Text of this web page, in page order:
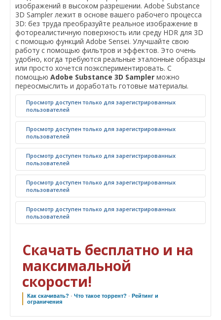
изображений в высоком разрешении. Adobe Substance
3D Sampler лежит в основе вашего рабочего процесса
3D: без труда преобразуйте реальное изображение в
фотореалистичную поверхность или среду HDR для 3D
с помощью функций Adobe Sensei. Улучшайте свою
работу с помощью фильтров и эффектов. Это очень
удобно, когда требуются реальные эталонные образцы
или просто хочется поэкспериментировать. С
помощью Adobe Substance 3D Sampler можно
переосмыслить и доработать готовые материалы.
Просмотр доступен только для зарегистрированных
пользователей
Просмотр доступен только для зарегистрированных
пользователей
Просмотр доступен только для зарегистрированных
пользователей
Просмотр доступен только для зарегистрированных
пользователей
Просмотр доступен только для зарегистрированных
пользователей
Скачать бесплатно и на
максимальной
скорости!
Как скачивать? ·Что такое торрент? ·Рейтинг и
ограничения